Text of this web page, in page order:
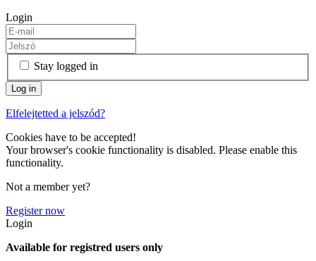
Login
Stay logged in
Elfelejtetted a jelszód?
Cookies have to be accepted!
Your browser's cookie functionality is disabled. Please enable this
functionality.
Not a member yet?
Register now
Login
Available for registred users only